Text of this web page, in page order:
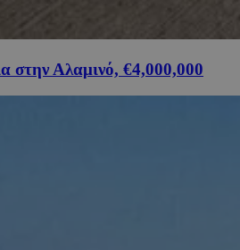
στην Αλαμινό, €4,000,000